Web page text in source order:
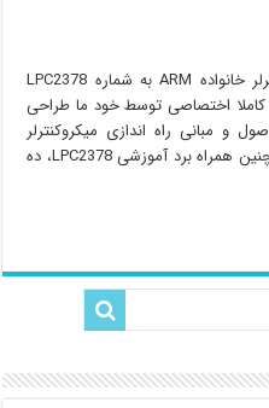
در برد آموزشی LPC2378 از میکروکنترلر خانواده ARM به شماره LPC2378
اختصاصی توسط خود ما طراحی
و مبانی راه اندازی میکروکنترلر
LPC2378 بسیار مناسب می باشد. همچنین همراه برد آموزشی LPC2378، ده